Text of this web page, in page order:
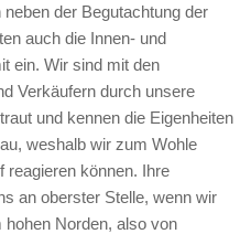
der Begutachtung der
auch die Innen- und
ein. Wir sind mit den
Verkäufern durch unsere
und kennen die Eigenheiten
weshalb wir zum Wohle
reagieren können. Ihre
an oberster Stelle, wenn wir
Norden, also von